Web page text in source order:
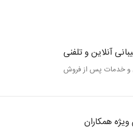
آنلاین و تلفنی
و خدمات پس از فروش
همکاران